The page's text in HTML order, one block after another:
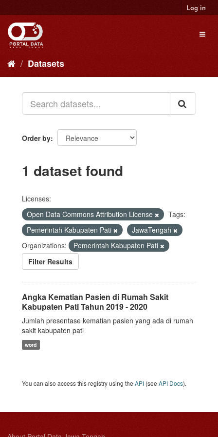
to
content
Log in
Datasets
Order by
1 dataset found
Licenses:
Open Data Commons Attribution License
Tags:
Pemerintah Kabupaten Pati
JawaTengah
Organizations:
Pemerintah Kabupaten Pati
Filter Results
Angka Kematian Pasien di Rumah Sakit
Kabupaten Pati Tahun 2019 - 2020
Jumlah presentase kematian pasien yang ada di rumah
sakit kabupaten pati
word
You can also access this registry using the API (see API Docs).